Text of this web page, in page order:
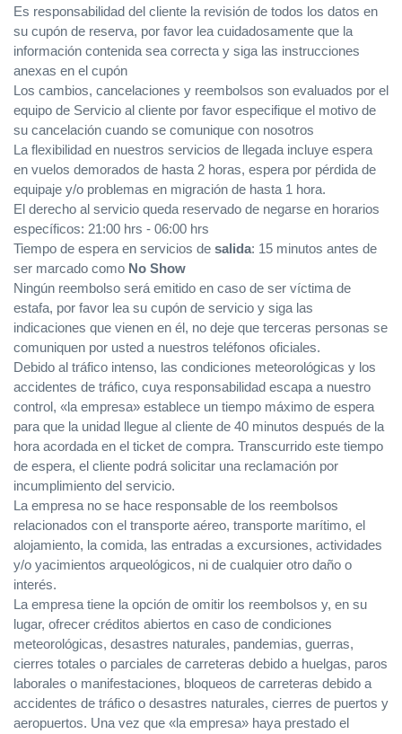
Es responsabilidad del cliente la revisión de todos los datos en
su cupón de reserva, por favor lea cuidadosamente que la
información contenida sea correcta y siga las instrucciones
anexas en el cupón
Los cambios, cancelaciones y reembolsos son evaluados por el
equipo de Servicio al cliente por favor especifique el motivo de
su cancelación cuando se comunique con nosotros
La flexibilidad en nuestros servicios de llegada incluye espera
en vuelos demorados de hasta 2 horas, espera por pérdida de
equipaje y/o problemas en migración de hasta 1 hora.
El derecho al servicio queda reservado de negarse en horarios
específicos: 21:00 hrs - 06:00 hrs
Tiempo de espera en servicios de salida: 15 minutos antes de
ser marcado como No Show
Ningún reembolso será emitido en caso de ser víctima de
estafa, por favor lea su cupón de servicio y siga las
indicaciones que vienen en él, no deje que terceras personas se
comuniquen por usted a nuestros teléfonos oficiales.
Debido al tráfico intenso, las condiciones meteorológicas y los
accidentes de tráfico, cuya responsabilidad escapa a nuestro
control, «la empresa» establece un tiempo máximo de espera
para que la unidad llegue al cliente de 40 minutos después de la
hora acordada en el ticket de compra. Transcurrido este tiempo
de espera, el cliente podrá solicitar una reclamación por
incumplimiento del servicio.
La empresa no se hace responsable de los reembolsos
relacionados con el transporte aéreo, transporte marítimo, el
alojamiento, la comida, las entradas a excursiones, actividades
y/o yacimientos arqueológicos, ni de cualquier otro daño o
interés.
La empresa tiene la opción de omitir los reembolsos y, en su
lugar, ofrecer créditos abiertos en caso de condiciones
meteorológicas, desastres naturales, pandemias, guerras,
cierres totales o parciales de carreteras debido a huelgas, paros
laborales o manifestaciones, bloqueos de carreteras debido a
accidentes de tráfico o desastres naturales, cierres de puertos y
aeropuertos. Una vez que «la empresa» haya prestado el